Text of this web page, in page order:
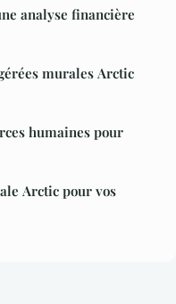
analyse financière
murales Arctic
humaines pour
Arctic pour vos